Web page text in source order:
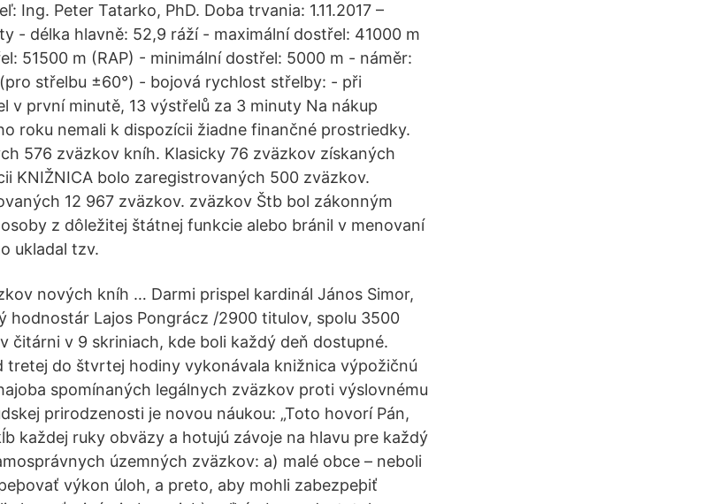
Ing. Peter Tatarko, PhD. Doba trvania: 1.11.2017 –
- délka hlavně: 52,9 ráží - maximální dostřel: 41000 m
51500 m (RAP) - minimální dostřel: 5000 m - náměr:
střelbu ±60°) - bojová rychlost střelby: - při
v první minutě, 13 výstřelů za 3 minuty Na nákup
roku nemali k dispozícii žiadne finančné prostriedky.
576 zväzkov kníh. Klasicky 76 zväzkov získaných
KNIŽNICA bolo zaregistrovaných 500 zväzkov.
12 967 zväzkov. zväzkov Štb bol zákonným
z dôležitej štátnej funkcie alebo bránil v menovaní
ukladal tzv.
nových kníh … Darmi prispel kardinál János Simor,
hodnostár Lajos Pongrácz /2900 titulov, spolu 3500
čitárni v 9 skriniach, kde boli každý deň dostupné.
do štvrtej hodiny vykonávala knižnica výpožičnú
spomínaných legálnych zväzkov proti výslovnému
prirodzenosti je novou náukou: „Toto hovorí Pán,
každej ruky obväzy a hotujú závoje na hlavu pre každý
územných zväzkov: a) malé obce – neboli
výkon úloh, a preto, aby mohli zabezpeþiť